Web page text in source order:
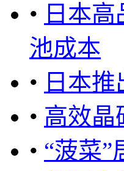
• 日本
池成本
• 日本
• 高效晶
• “菠菜